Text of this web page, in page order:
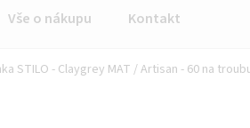
Vše o nákupu Kontakt
STILO - Claygrey MAT / Artisan - 60 na